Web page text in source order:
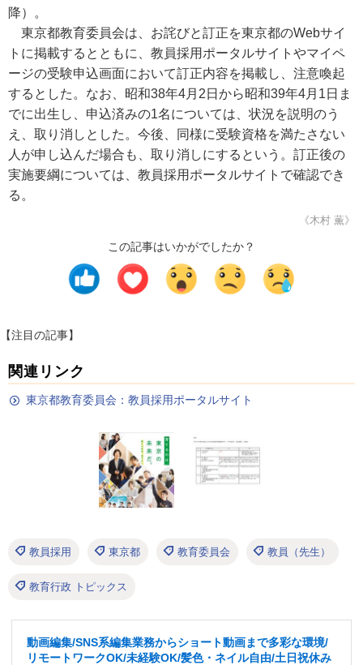
降）。
東京都教育委員会は、お詫びと訂正を東京都のWebサイ
トに掲載するとともに、教員採用ポータルサイトやマイペ
ージの受験申込画面において訂正内容を掲載し、注意喚起
するとした。なお、昭和38年4月2日から昭和39年4月1日ま
でに出生し、申込済みの1名については、状況を説明のう
え、取り消しとした。今後、同様に受験資格を満たさない
人が申し込んだ場合も、取り消しにするという。訂正後の
実施要綱については、教員採用ポータルサイトで確認でき
る。
《木村 薫》
この記事はいかがでしたか？
【注目の記事】
関連リンク
東京都教育委員会：教員採用ポータルサイト
教員採用 東京都 教育委員会 教員（先生）
教育行政 トピックス
動画編集/SNS系編集業務からショート動画まで多彩な環境/
リモートワークOK/未経験OK/髪色・ネイル自由/土日祝休み